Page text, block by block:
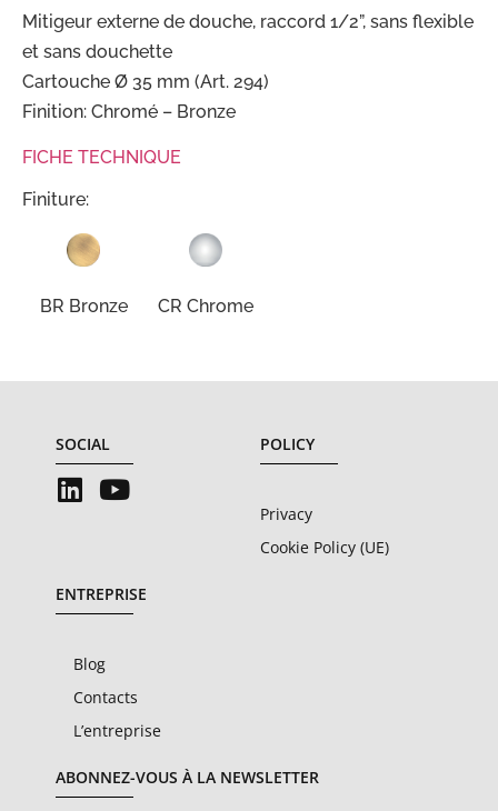
Mitigeur externe de douche, raccord 1/2”, sans flexible
et sans douchette
Cartouche Ø 35 mm (Art. 294)
Finition: Chromé – Bronze
FICHE TECHNIQUE
Finiture:
BR Bronze CR Chrome
SOCIAL POLICY
Privacy
Cookie Policy (UE)
ENTREPRISE
Blog
Contacts
L’entreprise
ABONNEZ-VOUS À LA NEWSLETTER